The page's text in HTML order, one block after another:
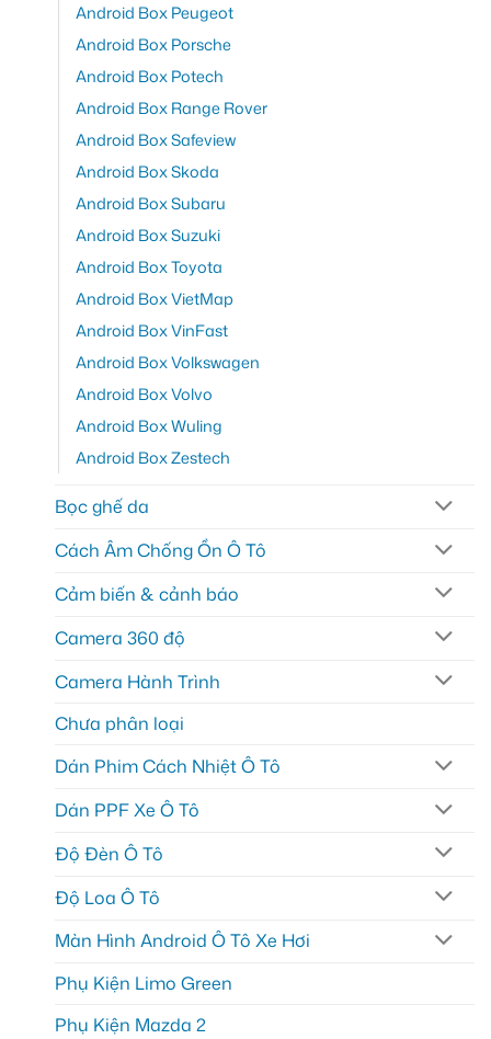
Android Box Peugeot
Android Box Porsche
Android Box Potech
Android Box Range Rover
Android Box Safeview
Android Box Skoda
Android Box Subaru
Android Box Suzuki
Android Box Toyota
Android Box VietMap
Android Box VinFast
Android Box Volkswagen
Android Box Volvo
Android Box Wuling
Android Box Zestech
Bọc ghế da
Cách Âm Chống Ồn Ô Tô
Cảm biến & cảnh báo
Camera 360 độ
Camera Hành Trình
Chưa phân loại
Dán Phim Cách Nhiệt Ô Tô
Dán PPF Xe Ô Tô
Độ Đèn Ô Tô
Độ Loa Ô Tô
Màn Hình Android Ô Tô Xe Hơi
Phụ Kiện Limo Green
Phụ Kiện Mazda 2